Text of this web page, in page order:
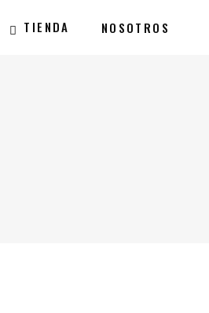
TIENDA NOSOTROS